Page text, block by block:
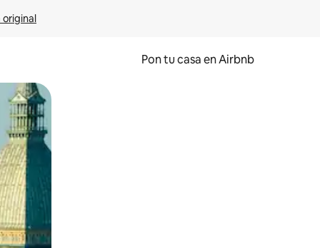
original
Pon tu casa en Airbnb